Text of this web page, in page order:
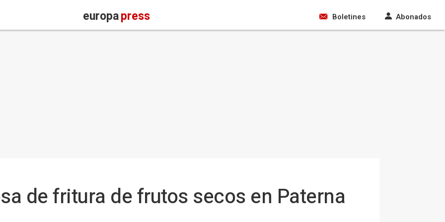
europapress Boletines Abonados
de fritura de frutos secos en Paterna